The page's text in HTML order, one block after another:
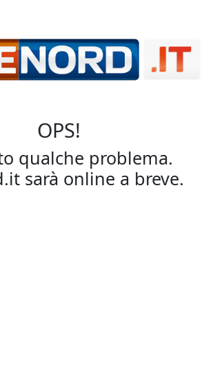
OPS!
qualche problema.
sarà online a breve.